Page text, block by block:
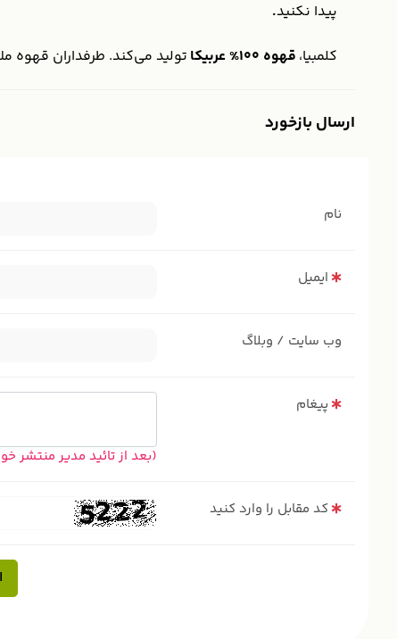
پیدا نکنید.
کلمبیا، قهوه 100% عربیکا تولید می‌کند. طرفداران قهوه
ارسال بازخورد
نام
ایمیل
وب سایت / وبلاگ
پیغام
(بعد از تائید مدیر منتشر
کد مقابل را وارد کنید